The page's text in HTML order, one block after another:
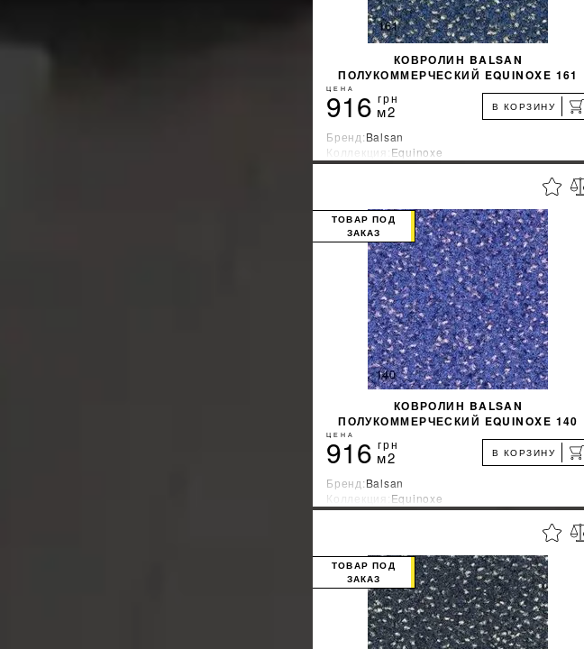
КОВРОЛИН BALSAN
ПОЛУКОММЕРЧЕСКИЙ EQUINOXE 161
ЦЕНА
916 грн
м2 В КОРЗИНУ
Бренд:Balsan
Коллекция:Equinoxe
Страна-производитель:Франция
УЗНАТЬ СВОЮ СКИДКУ %
КУПИТЬ
КОВРОЛИН BALSAN
ПОЛУКОММЕРЧЕСКИЙ EQUINOXE 140
ТОВАР ПОД
ЗАКАЗ
ЦЕНА
916 грн
м2 В КОРЗИНУ
Бренд:Balsan
Коллекция:Equinoxe
Страна-производитель:Франция
УЗНАТЬ СВОЮ СКИДКУ %
КУПИТЬ
ТОВАР ПОД
ЗАКАЗ